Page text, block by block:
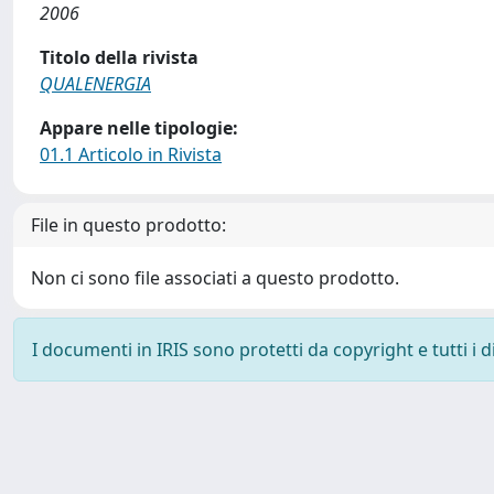
2006
Titolo della rivista
QUALENERGIA
Appare nelle tipologie:
01.1 Articolo in Rivista
File in questo prodotto:
Non ci sono file associati a questo prodotto.
I documenti in IRIS sono protetti da copyright e tutti i